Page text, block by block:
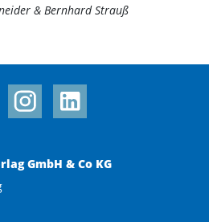
& Bernhard Strauß
GmbH & Co KG